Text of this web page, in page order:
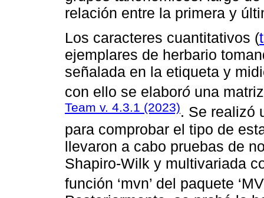
relación entre la primera y
Los caracteres cuantitativos (
ejemplares de herbario
señalada en la etiqueta y
con ello se elaboró una
Team v. 4.3.1 (2023). Se realizó
para comprobar el tipo de
llevaron a cabo pruebas de
Shapiro-Wilk y multivariada
función ‘mvn’ del paquete